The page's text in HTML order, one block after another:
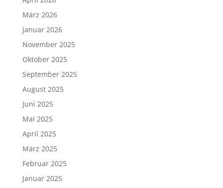
März 2026
Januar 2026
November 2025
Oktober 2025
September 2025
August 2025
Juni 2025
Mai 2025
April 2025
März 2025
Februar 2025
Januar 2025